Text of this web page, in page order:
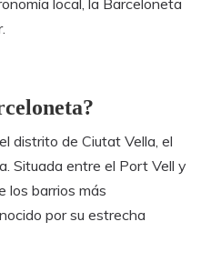
local, la Barceloneta
distrito de Ciutat Vella, el
Situada entre el Port Vell y
los barrios más
por su estrecha